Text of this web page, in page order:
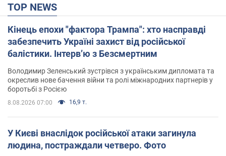
TOP NEWS
Кінець епохи "фактора Трампа": хто насправді
забезпечить Україні захист від російської
балістики. Інтерв’ю з Безсмертним
Володимир Зеленський зустрівся з українським дипломата та
окреслив нове бачення війни та ролі міжнародних партнерів у
боротьбі з Росією
8.08.2026 07:00 16,9 т.
У Києві внаслідок російської атаки загинула
людина, постраждали четверо. Фото